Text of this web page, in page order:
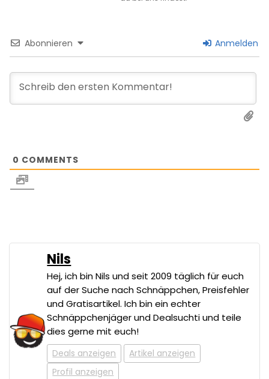
Abonnieren Anmelden
0 COMMENTS
Nils
Hej, ich bin Nils und seit 2009 täglich für euch
auf der Suche nach Schnäppchen, Preisfehler
und Gratisartikel. Ich bin ein echter
Schnäppchenjäger und Dealsuchti und teile
dies gerne mit euch!
Deals anzeigen
Artikel anzeigen
Profil anzeigen